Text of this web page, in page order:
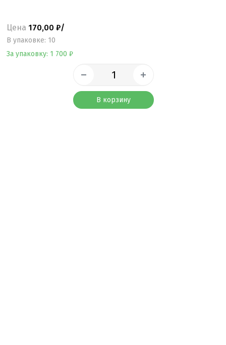
Цена 170,00 ₽/
B упаковке: 10
За упаковку: 1 700 ₽
В корзину